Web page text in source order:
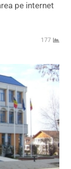
pe internet
177